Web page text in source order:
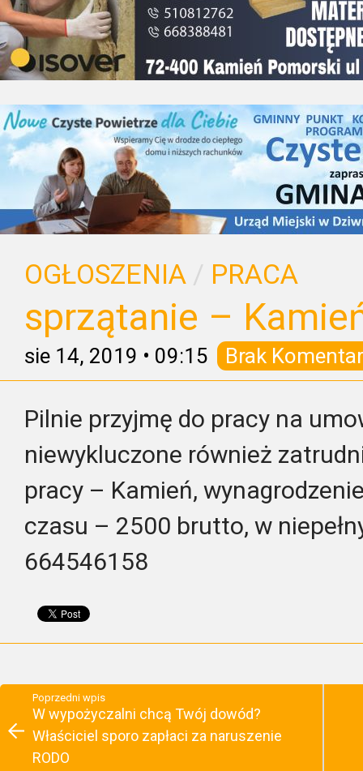
OGŁOSZENIA / PRACA
sprzątanie –
sie 14, 2019 • 09:15 Brak
Pilnie przyjmę do pracy na
niewykluczone również
pracy – Kamień,
czasu – 2500 brutto, w
664546158
Poprzedni wpis
W wypożyczalni chcą Twój dowód?
Właściciel sporo zapłaci za naruszenie
RODO